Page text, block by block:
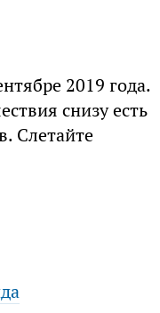
2019 года.
снизу есть
Слетайте